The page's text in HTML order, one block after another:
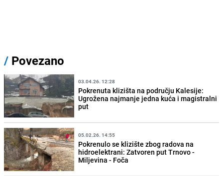
/ Povezano
03.04.26. 12:28
Pokrenuta klizišta na području Kalesije:
Ugrožena najmanje jedna kuća i magistralni
put
05.02.26. 14:55
Pokrenulo se klizište zbog radova na
hidroelektrani: Zatvoren put Trnovo -
Miljevina - Foča